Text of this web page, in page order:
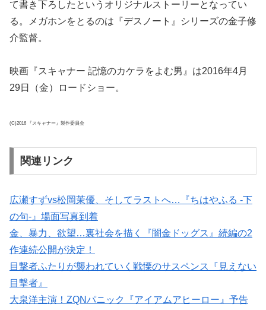
て書き下ろしたというオリジナルストーリーとなってい
る。メガホンをとるのは『デスノート』シリーズの金子修
介監督。
映画『スキャナー 記憶のカケラをよむ男』は2016年4月
29日（金）ロードショー。
(C)2016 『スキャナー』製作委員会
関連リンク
広瀬すずvs松岡茉優、そしてラストへ…『ちはやふる -下
の句-』場面写真到着
金、暴力、欲望…裏社会を描く『闇金ドッグス』続編の2
作連続公開が決定！
目撃者ふたりが襲われていく戦慄のサスペンス『見えない
目撃者』
大泉洋主演！ZQNパニック『アイアムアヒーロー』予告